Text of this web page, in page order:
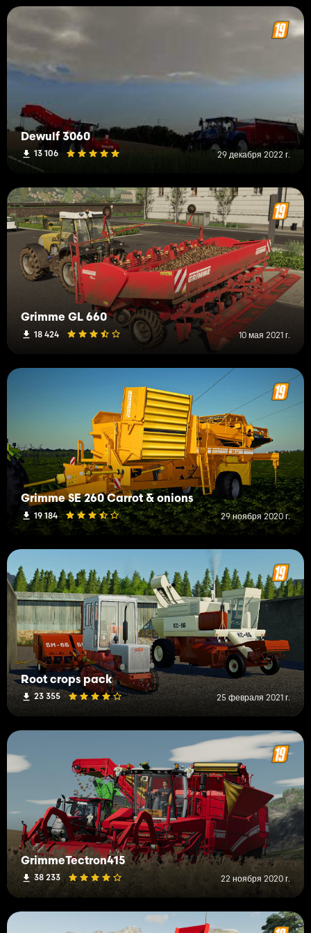
Dewulf 3060
13 106 29 декабря 2022 г.
Grimme GL 660
18 424 10 мая 2021 г.
Grimme SE 260 Carrot & onions
19 184 29 ноября 2020 г.
Root crops pack
23 355 25 февраля 2021 г.
GrimmeTectron415
38 233 22 ноября 2020 г.